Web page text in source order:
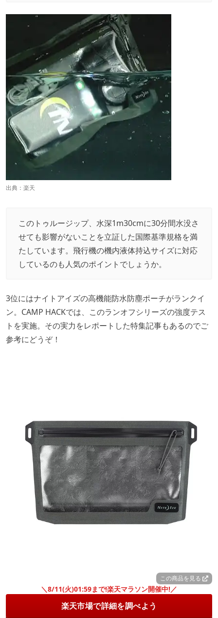
出典： 楽天
このトゥルージップ、水深1m30cmに30分間水没さ
せても影響がないことを立証した国際基準規格を満
たしています。飛行機の機内液体持込サイズに対応
しているのも人気のポイントでしょうか。
3位にはナイトアイズの高機能防水防塵ポーチがランクイ
ン。CAMP HACKでは、このランオフシリーズの強度テス
トを実施。その実力をレポートした特集記事もあるのでご
参考にどうぞ！
この商品を見る
＼8/11(火)01:59まで!楽天マラソン開催中!／
楽天市場で詳細を調べよう